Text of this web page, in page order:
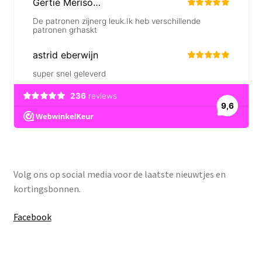
Volg ons op social media voor de laatste nieuwtjes en
kortingsbonnen.
Facebook